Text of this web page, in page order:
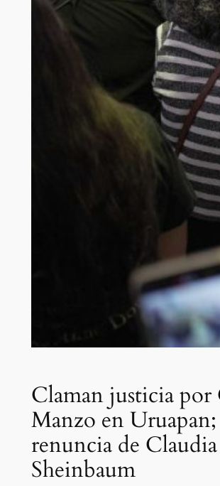
Claman justicia por
Manzo en
renuncia de Claudia
Sheinbaum